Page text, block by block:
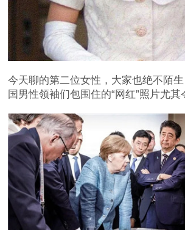
今天聊的第二位女性，大家也绝不陌
国男性领袖们包围住的“网红”照片尤其